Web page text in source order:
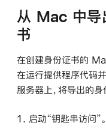
从 Mac 中导
书
在创建身份证书的
在运行提供程序代码
服务器上，将导出的身
启动“钥匙串访问”。